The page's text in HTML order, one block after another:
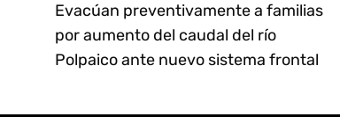
Evacúan preventivamente a familias
por aumento del caudal del río
Polpaico ante nuevo sistema frontal